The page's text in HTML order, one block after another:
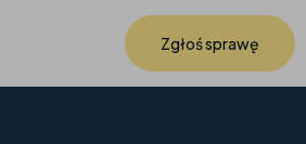
Zgłoś sprawę